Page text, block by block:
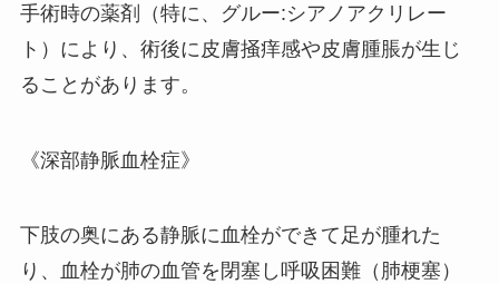
手術時の薬剤（特に、グルー:シアノアクリレー
ト）により、術後に皮膚掻痒感や皮膚腫脹が生じ
ることがあります。
《深部静脈血栓症》
下肢の奥にある静脈に血栓ができて足が腫れた
り、血栓が肺の血管を閉塞し呼吸困難（肺梗塞）